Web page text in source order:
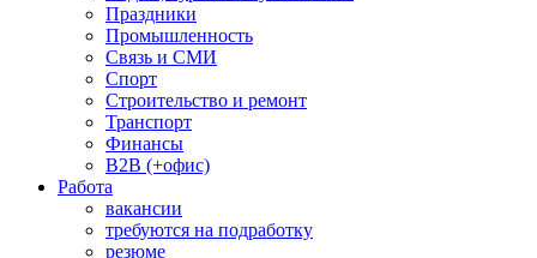
Праздники
Промышленность
Связь и СМИ
Спорт
Строительство и ремонт
Транспорт
Финансы
B2B (+офис)
Работа
вакансии
требуются на подработку
резюме